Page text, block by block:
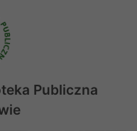
Publiczna